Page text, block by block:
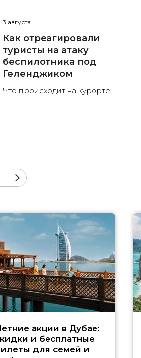
3 августа
Как отреагировали
туристы на атаку
беспилотника под
Геленджиком
Что происходит на курорте
акции в Дубае:
и бесплатные
для семей и